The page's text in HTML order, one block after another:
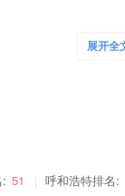
药学院、公共卫
考试考点考生须
展开全
51 呼和浩特排名: